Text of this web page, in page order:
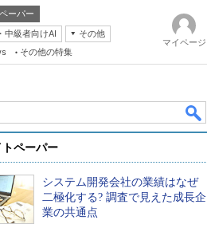
ーパー
中級者向けAI
その他
その他の特集
マイページ
ペーパー
システム開発会社の業績はなぜ
二極化する? 調査で見えた成長企
業の共通点